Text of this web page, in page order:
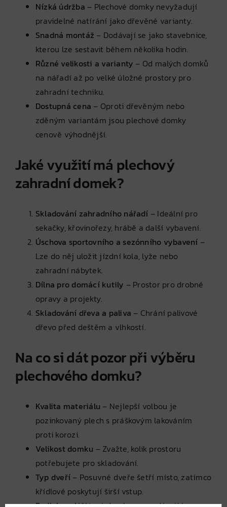
Nízká údržba – Plechové domky nevyžadují
pravidelné natírání jako dřevěné varianty.
Snadná montáž – Dodávají se jako stavebnice,
kterou lze sestavit během několika hodin.
Různé velikosti a varianty – Od malých domků
na nářadí až po velké úložné prostory pro
zahradní techniku.
Dostupná cena – Oproti dřevěným nebo
zděným variantám jsou plechové domky
cenově výhodnější.
Jaké využití má plechový
zahradní domek?
Skladování zahradního nářadí – Ideální pro
sekačky, křovinořezy, hrábě a další vybavení.
Úschova sportovního a sezónního vybavení –
Lze do něj uložit jízdní kola, lyže nebo
zahradní nábytek.
Dílna pro domácí kutily – Prostor pro drobné
opravy a projekty.
Skladování dřeva a paliva – Chrání palivové
dřevo před deštěm a vlhkostí.
Na co si dát pozor při výběru
plechového domku?
Kvalita materiálu – Nejlepší volbou je
pozinkovaný plech s práškovým lakováním
proti korozi.
Velikost domku – Zvažte, kolik prostoru
potřebujete pro skladování.
Typ dveří – Posuvné dveře šetří místo, zatímco
křídlové poskytují širší vstup.